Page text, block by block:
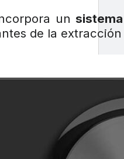
un
de la